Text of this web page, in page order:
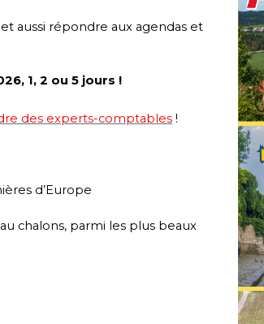
et aussi répondre aux agendas et
1, 2 ou 5 jours !
des experts-comptables !
d’Europe
chalons, parmi les plus beaux